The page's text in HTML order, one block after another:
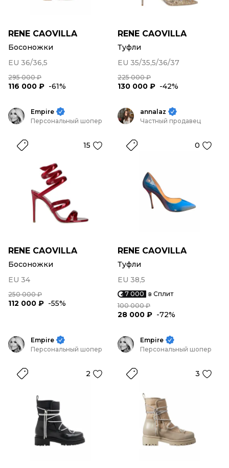
RENE CAOVILLA
Босоножки
EU 36/36,5
295 000 ₽
116 000 ₽ -61%
RENE CAOVILLA
Туфли
EU 35/35,5/36/37
225 000 ₽
130 000 ₽ -42%
Empire
Персональный шопер
15
RENE CAOVILLA
Босоножки
EU 34
250 000 ₽
112 000 ₽ -55%
annalaz
Частный продавец
0
RENE CAOVILLA
Туфли
EU 38,5
7 000 в Сплит
100 000 ₽
28 000 ₽ -72%
Empire
Персональный шопер
2
Empire
Персональный шопер
3